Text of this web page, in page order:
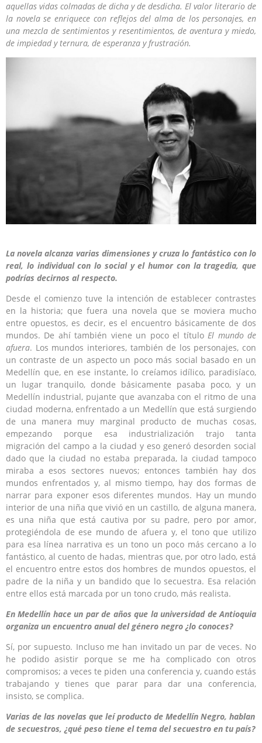
aquellas vidas colmadas de dicha y de desdicha. El valor literario de
la novela se enriquece con reflejos del alma de los personajes, en
una mezcla de sentimientos y resentimientos, de aventura y miedo,
de impiedad y ternura, de esperanza y frustración.
La novela alcanza varias dimensiones y cruza lo fantástico con lo
real, lo individual con lo social y el humor con la tragedia, que
podrías decirnos al respecto.
Desde el comienzo tuve la intención de establecer contrastes
en la historia; que fuera una novela que se moviera mucho
entre opuestos, es decir, es el encuentro básicamente de dos
mundos. De ahí también viene un poco el título El mundo de
afuera. Los mundos interiores, también de los personajes, con
un contraste de un aspecto un poco más social basado en un
Medellín que, en ese instante, lo creíamos idílico, paradisíaco,
un lugar tranquilo, donde básicamente pasaba poco, y un
Medellín industrial, pujante que avanzaba con el ritmo de una
ciudad moderna, enfrentado a un Medellín que está surgiendo
de una manera muy marginal producto de muchas cosas,
empezando porque esa industrialización trajo tanta
migración del campo a la ciudad y eso generó desorden social
dado que la ciudad no estaba preparada, la ciudad tampoco
miraba a esos sectores nuevos; entonces también hay dos
mundos enfrentados y, al mismo tiempo, hay dos formas de
narrar para exponer esos diferentes mundos. Hay un mundo
interior de una niña que vivió en un castillo, de alguna manera,
es una niña que está cautiva por su padre, pero por amor,
protegiéndola de ese mundo de afuera y, el tono que utilizo
para esa línea narrativa es un tono un poco más cercano a lo
fantástico, al cuento de hadas, mientras que, por otro lado, está
el encuentro entre estos dos hombres de mundos opuestos, el
padre de la niña y un bandido que lo secuestra. Esa relación
entre ellos está marcada por un tono crudo, más realista.
En Medellín hace un par de años que la universidad de Antioquia
organiza un encuentro anual del género negro ¿lo conoces?
Sí, por supuesto. Incluso me han invitado un par de veces. No
he podido asistir porque se me ha complicado con otros
compromisos; a veces te piden una conferencia y, cuando estás
trabajando y tienes que parar para dar una conferencia,
insisto, se complica.
Varias de las novelas que leí producto de Medellín Negro, hablan
de secuestros, ¿qué peso tiene el tema del secuestro en tu país?